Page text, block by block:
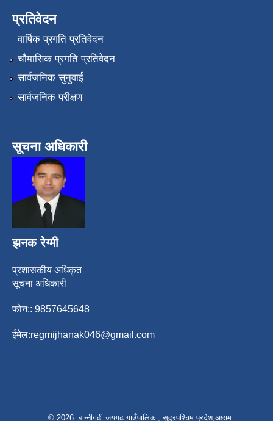
प्रतिवेदन
वार्षिक प्रगति प्रतिवेदन
चौमासिक प्रगति प्रतिवेदन
सार्वजनिक सुनुवाई
सार्वजनिक परीक्षण
सूचना अधिकारी
झनक रेग्मी
प्रशासकीय अधिकृत
सूचना अधिकारी
फोन:: 9857645648
ईमेल:regmijhanak046@gmail.com
© 2026 बान्नीगढी जयगढ गाउँपालिका, सुदूरपश्चिम प्रदेश,अछाम